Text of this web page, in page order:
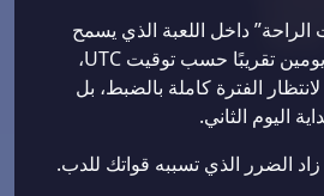
داخل اللعبة الذي يسمح
بالمشاركة بعد مرور يومين تقريبًا حسب توقيت UTC،
الفترة كاملة بالضبط، بل
اليوم الثاني.
الضرر الذي تسببه قواتك للدب.